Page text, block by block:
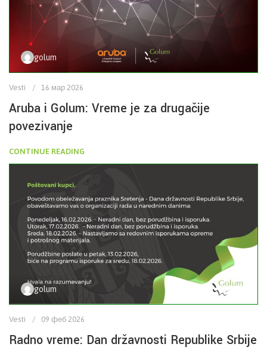
golum
Vesti 16 мар 2026
Aruba i Golum: Vreme je za drugačije
povezivanje
CONTINUE READING
golum
Vesti 09 феб 2026
Radno vreme: Dan državnosti Republike Srbije